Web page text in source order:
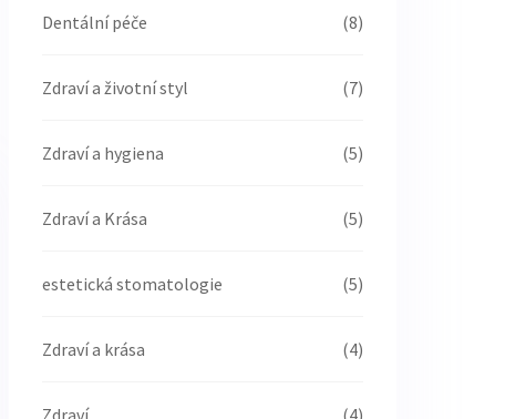
Dentální péče (8)
Zdraví a životní styl (7)
Zdraví a hygiena (5)
Zdraví a Krása (5)
estetická stomatologie (5)
Zdraví a krása (4)
Zdraví (4)